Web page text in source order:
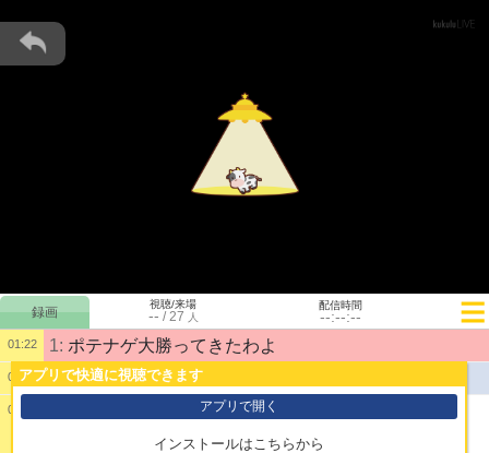
アプリで快適に視聴できます
アプリで開く
インストールはこちらから
視聴/来場
-- /27 人
配信時間
--:--:--
01:22 1: ポテナゲ大勝ってきたわよ
01:23 公開配信を開始しました。
01:32